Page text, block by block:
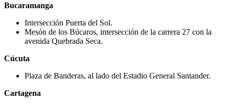
Bucaramanga
Intersección Puerta del Sol.
Mesón de los Búcaros, intersección de la carrera 27 con la
avenida Quebrada Seca.
Cúcuta
Plaza de Banderas, al lado del Estadio General Santander.
Cartagena